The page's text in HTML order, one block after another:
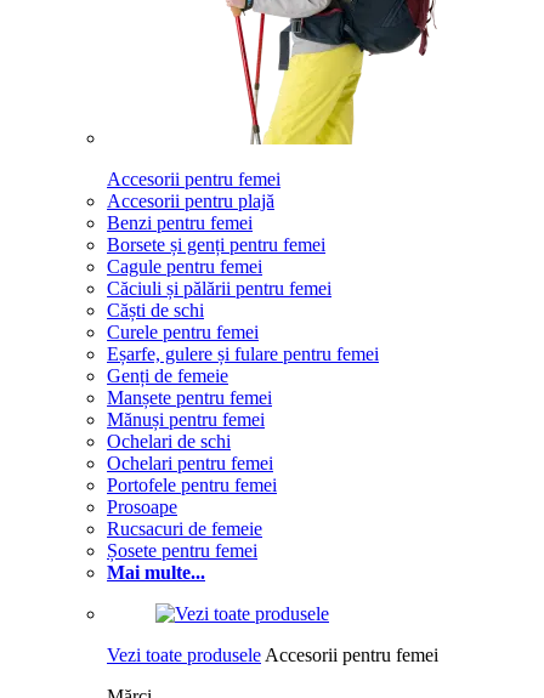
Accesorii pentru femei
Accesorii pentru plajă
Benzi pentru femei
Borsete și genți pentru femei
Cagule pentru femei
Căciuli și pălării pentru femei
Căști de schi
Curele pentru femei
Eșarfe, gulere și fulare pentru femei
Genți de femeie
Manșete pentru femei
Mănuși pentru femei
Ochelari de schi
Ochelari pentru femei
Portofele pentru femei
Prosoape
Rucsacuri de femeie
Șosete pentru femei
Mai multe...
Vezi toate produsele Accesorii pentru femei